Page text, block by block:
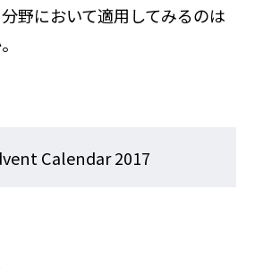
野において適用してみるのは
Calendar 2017